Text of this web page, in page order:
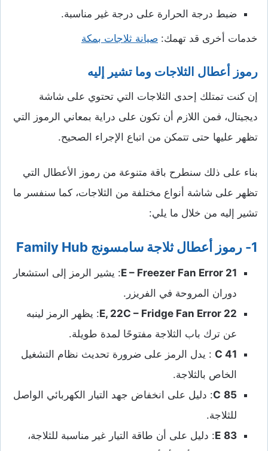
ضبط درجة الحرارة على درجة غير مناسبة.
خدمات أخرى قد تهمك: صيانة ثلاجات بمكة
رموز أعطال الثلاجات وما تشير إليه
إن كنت تمتلك إحدى الثلاجات التي تحتوي على شاشة
ديجيتال، فمن اللازم أن تكون على دراية بمعاني الرموز التي
تظهر عليها حتى تتمكن من اتباع الإجراء الصحيح.
بناء على ذلك سنطرح باقة متنوعة من رموز الأعطال التي
تظهر على شاشة أنواع مختلفة من الثلاجات، كما سنفسر ما
تشير إليه من خلال ما يلي:
1- رموز أعطال ثلاجة سامسونج Family Hub
E – Freezer Fan Error 21
: يشير الرمز إلى استشعار
دوران المروحة في الفريزر.
E, 22C – Fridge Fan Error 22
: يظهر الرمز لينبه
عن ترك باب الثلاجة مفتوحًا لمدة طويلة.
C 41
: يدل الرمز على ضرورة تحديث نظام التشغيل
الخاص بالثلاجة.
C 85
: دليل على انخفاض جهد التيار الكهربائي الواصل
للثلاجة.
E 83
: دليل على أن طاقة التيار غير مناسبة للثلاجة،